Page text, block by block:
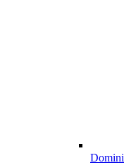
Domini